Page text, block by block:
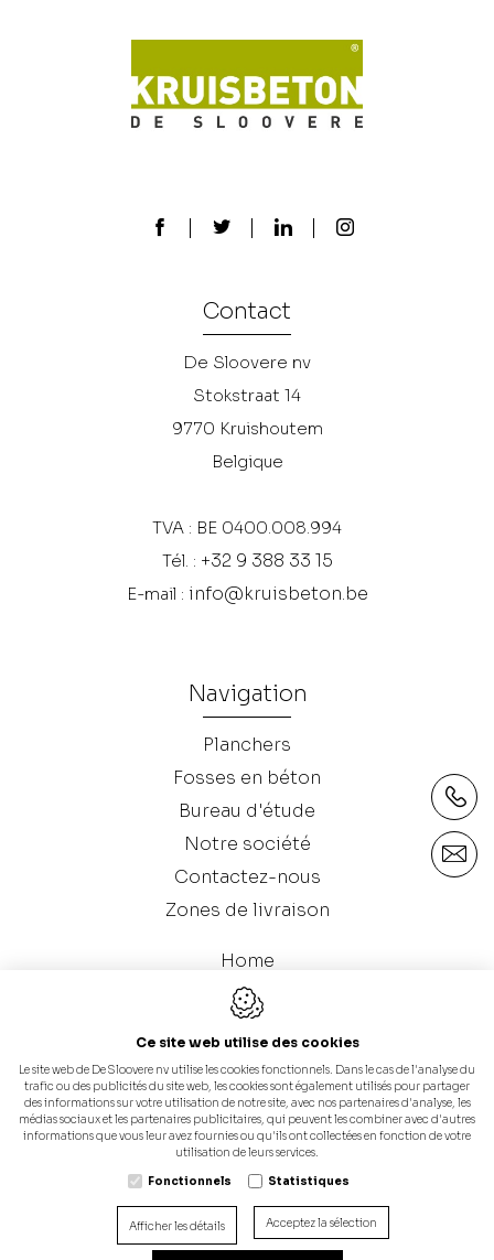
Contact
De Sloovere nv
Stokstraat 14
9770 Kruishoutem
Belgique
TVA : BE 0400.008.994
Tél. : +32 9 388 33 15
E-mail : info@kruisbeton.be
Navigation
Planchers
Fosses en béton
Bureau d'étude
Notre société
Contactez-nous
Zones de livraison
Home
Galerie
Conception du site web par IDcreation 2024
Politique en matière de cookies
Politique de confidentialité
Ce site web utilise des cookies
Le site web de De Sloovere nv utilise les cookies fonctionnels. Dans le cas de l'analyse du
trafic ou des publicités du site web, les cookies sont également utilisés pour partager
des informations sur votre utilisation de notre site, avec nos partenaires d'analyse, les
médias sociaux et les partenaires publicitaires, qui peuvent les combiner avec d'autres
informations que vous leur avez fournies ou qu'ils ont collectées en fonction de votre
utilisation de leurs services.
Fonctionnels
Statistiques
Afficher les détails Acceptez la sélection